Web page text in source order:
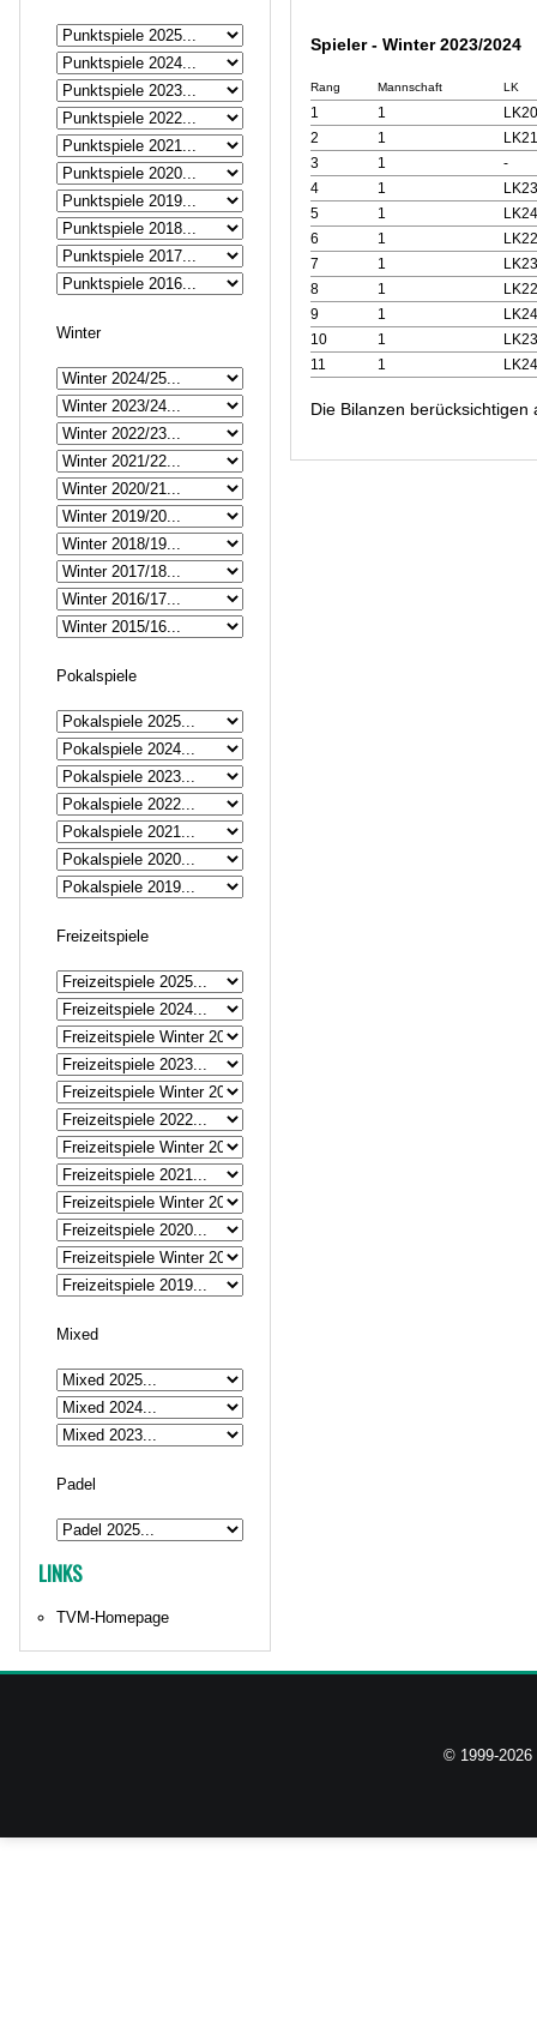
Winter
Pokalspiele
Freizeitspiele
Mixed
Padel
LINKS
TVM-Homepage
Spieler - Winter 2023/2024
Rang Mannschaft LK
1 1
2
1
3
1
-
4
1
5
1
6
1
7
1
8
1
9
1
10
1
11
1
Die Bilanzen
© 1999-2026